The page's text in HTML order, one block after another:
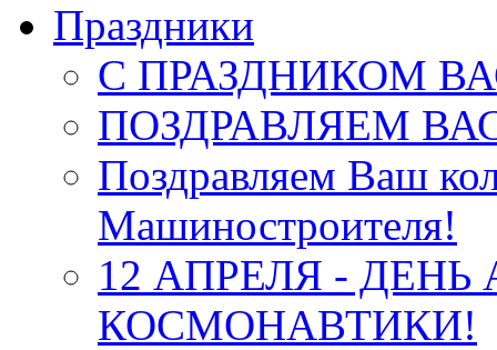
Праздники
С ПРАЗДНИКОМ
ПОЗДРАВЛЯЕМ
Поздравляем Ваш
Машиностроителя!
12 АПРЕЛЯ -
КОСМОНАВТИКИ!